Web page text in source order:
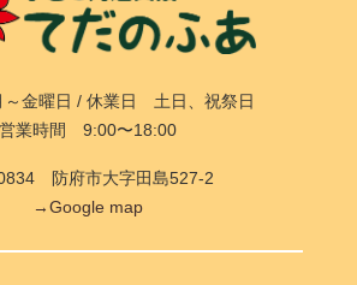
金曜日 / 休業日 土日、祝祭日
営業時間 9:00〜18:00
防府市大字田島527-2
→Google map